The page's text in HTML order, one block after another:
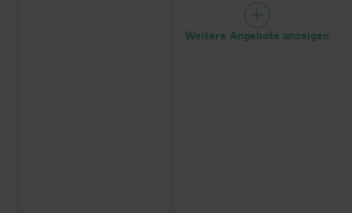
Weitere Angebote anzeigen